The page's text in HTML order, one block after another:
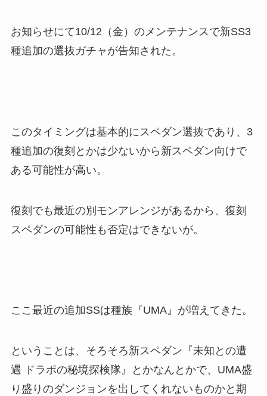
お知らせにて10/12（金）のメンテナンスで新SS3
種追加の選抜ガチャが告知された。
このタイミングは基本的にスペダン選抜であり、3
種追加の復刻とかは少ないから新スペダン向けで
ある可能性が高い。
復刻でも最近の別モンアレンジがあるから、復刻
スペダンの可能性も否定はできないが。
ここ最近の追加SSは種族『UMA』が増えてきた。
ということは、そろそろ新スペダン『未知との遭
遇 ドラポの秘境探検隊』とかなんとかで、UMA盛
り盛りのダンジョンを出してくれないものかと期